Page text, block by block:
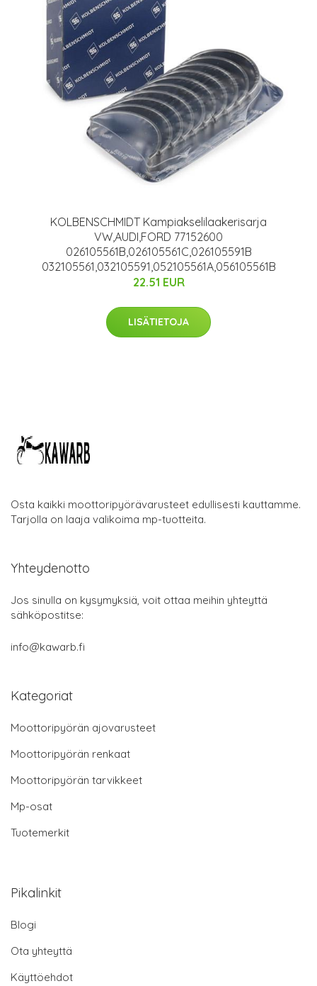
KOLBENSCHMIDT Kampiakselilaakerisarja
VW,AUDI,FORD 77152600
026105561B,026105561C,026105591B
032105561,032105591,052105561A,056105561B
22.51 EUR
LISÄTIETOJA
Osta kaikki moottoripyörävarusteet edullisesti kauttamme.
Tarjolla on laaja valikoima mp-tuotteita.
Yhteydenotto
Jos sinulla on kysymyksiä, voit ottaa meihin yhteyttä
sähköpostitse:
info@kawarb.fi
Kategoriat
Moottoripyörän ajovarusteet
Moottoripyörän renkaat
Moottoripyörän tarvikkeet
Mp-osat
Tuotemerkit
Pikalinkit
Blogi
Ota yhteyttä
Käyttöehdot